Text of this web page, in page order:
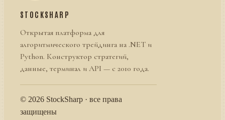
STOCKSHARP
Открытая платформа для
алгоритмического трейдинга на .NET и
Python. Конструктор стратегий,
данные, терминал и API — с 2010 года.
© 2026 StockSharp · все права
защищены